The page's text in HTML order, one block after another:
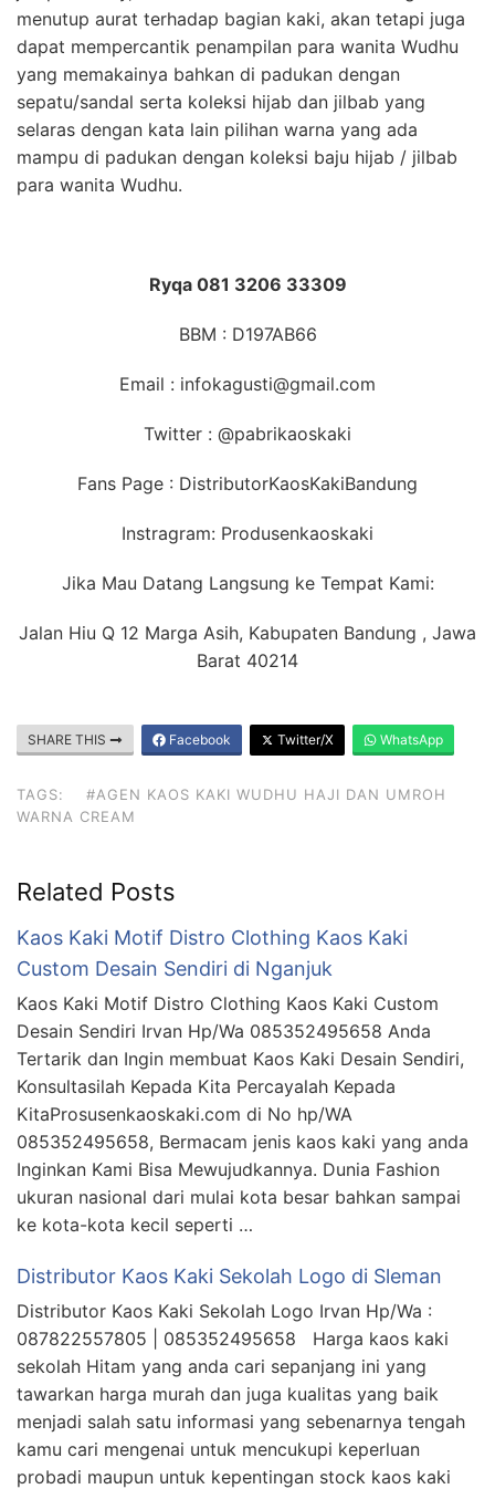
menutup aurat terhadap bagian kaki, akan tetapi juga
dapat mempercantik penampilan para wanita Wudhu
yang memakainya bahkan di padukan dengan
sepatu/sandal serta koleksi hijab dan jilbab yang
selaras dengan kata lain pilihan warna yang ada
mampu di padukan dengan koleksi baju hijab / jilbab
para wanita Wudhu.
Ryqa 081 3206 33309
BBM : D197AB66
Email : infokagusti@gmail.com
Twitter : @pabrikaoskaki
Fans Page : DistributorKaosKakiBandung
Instragram: Produsenkaoskaki
Jika Mau Datang Langsung ke Tempat Kami:
Jalan Hiu Q 12 Marga Asih, Kabupaten Bandung , Jawa
Barat 40214
SHARE THIS Facebook Twitter/X WhatsApp
TAGS:
#AGEN KAOS KAKI WUDHU HAJI DAN UMROH
WARNA CREAM
Related Posts
Kaos Kaki Motif Distro Clothing Kaos Kaki
Custom Desain Sendiri di Nganjuk
Kaos Kaki Motif Distro Clothing Kaos Kaki Custom
Desain Sendiri Irvan Hp/Wa 085352495658 Anda
Tertarik dan Ingin membuat Kaos Kaki Desain Sendiri,
Konsultasilah Kepada Kita Percayalah Kepada
KitaProsusenkaoskaki.com di No hp/WA
085352495658, Bermacam jenis kaos kaki yang anda
Inginkan Kami Bisa Mewujudkannya. Dunia Fashion
ukuran nasional dari mulai kota besar bahkan sampai
ke kota-kota kecil seperti …
Distributor Kaos Kaki Sekolah Logo di Sleman
Distributor Kaos Kaki Sekolah Logo Irvan Hp/Wa :
087822557805 | 085352495658 Harga kaos kaki
sekolah Hitam yang anda cari sepanjang ini yang
tawarkan harga murah dan juga kualitas yang baik
menjadi salah satu informasi yang sebenarnya tengah
kamu cari mengenai untuk mencukupi keperluan
probadi maupun untuk kepentingan stock kaos kaki